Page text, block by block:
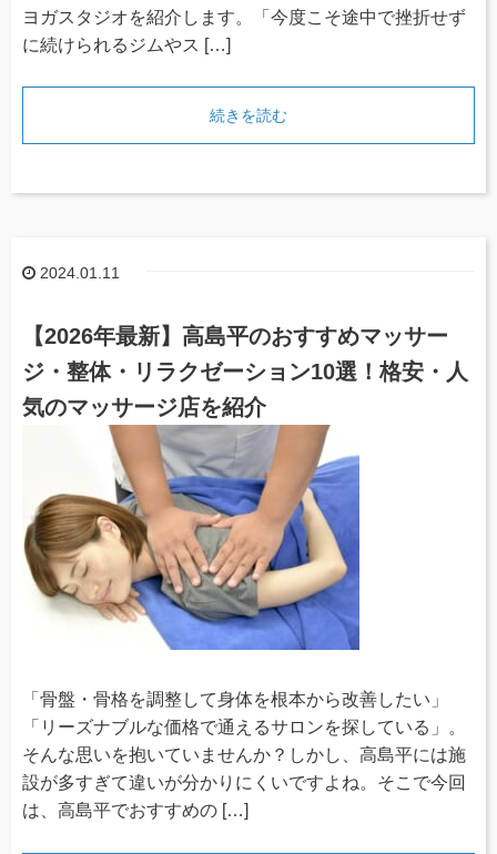
ヨガスタジオを紹介します。「今度こそ途中で挫折せず
に続けられるジムやス […]
続きを読む
2024.01.11
【2026年最新】高島平のおすすめマッサー
ジ・整体・リラクゼーション10選！格安・人
気のマッサージ店を紹介
「骨盤・骨格を調整して身体を根本から改善したい」
「リーズナブルな価格で通えるサロンを探している」。
そんな思いを抱いていませんか？しかし、高島平には施
設が多すぎて違いが分かりにくいですよね。そこで今回
は、高島平でおすすめの […]